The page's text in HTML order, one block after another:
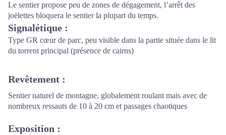
Le sentier propose peu de zones de dégagement, l’arrêt des
joëlettes bloquera le sentier la plupart du temps.
Signalétique :
Type GR cœur de parc, peu visible dans la partie située dans le lit
du torrent principal (présence de cairns)
Revêtement :
Sentier naturel de montagne, globalement roulant mais avec de
nombreux ressauts de 10 à 20 cm et passages chaotiques
Exposition :